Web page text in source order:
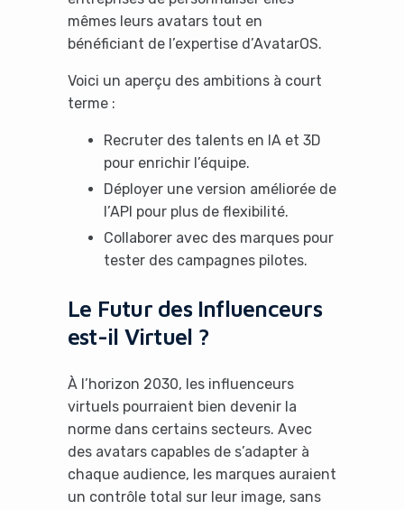
mêmes leurs avatars tout en
bénéficiant de l’expertise d’AvatarOS.
Voici un aperçu des ambitions à court
terme :
Recruter des talents en IA et 3D
pour enrichir l’équipe.
Déployer une version améliorée de
l’API pour plus de flexibilité.
Collaborer avec des marques pour
tester des campagnes pilotes.
Le Futur des Influenceurs
est-il Virtuel ?
À l’horizon 2030, les influenceurs
virtuels pourraient bien devenir la
norme dans certains secteurs. Avec
des avatars capables de s’adapter à
chaque audience, les marques auraient
un contrôle total sur leur image, sans